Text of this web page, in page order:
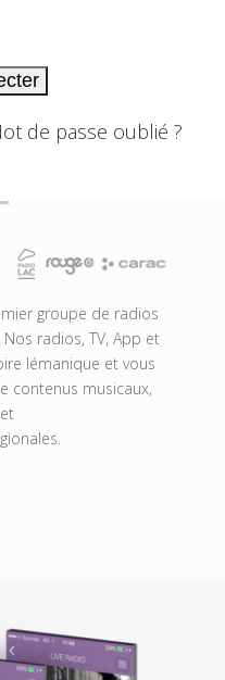
de passe oublié ?
groupe de radios
radios, TV, App et
lémanique et vous
contenus musicaux,